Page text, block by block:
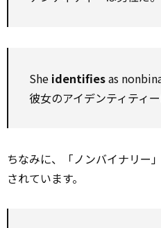
She identifiesas
彼女のアイデンティティ
ちなみに、「ノンバイナリー
されています。